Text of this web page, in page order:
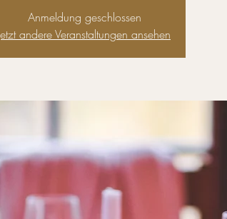
Anmeldung geschlossen
andere Veranstaltungen ansehen